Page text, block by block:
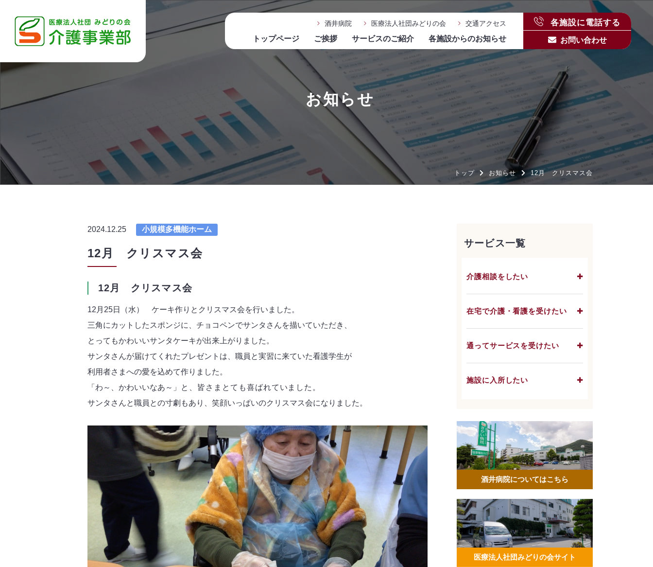
酒井病院 医療法人社団みどりの会 交通アクセス
トップページ ご挨拶 サービスのご紹介 各施設からのお知らせ
各施設に電話する
お問い合わせ
お知らせ
トップ お知らせ 12月 クリスマス会
2024.12.25 小規模多機能ホーム
12月 クリスマス会
12月 クリスマス会
12月25日（水） ケーキ作りとクリスマス会を行いました。
三角にカットしたスポンジに、チョコペンでサンタさんを描いていただき、
とってもかわいいサンタケーキが出来上がりました。
サンタさんが届けてくれたプレゼントは、職員と実習に来ていた看護学生が
利用者さまへの愛を込めて作りました。
「わ～、かわいいなあ～」
と、皆さまとても喜ばれていました。
サンタさんと職員との寸劇もあり、笑顔いっぱいのクリスマス会になりました。
サービス一覧
介護相談をしたい
在宅で介護・看護を受けたい
通ってサービスを受けたい
施設に入所したい
酒井病院についてはこちら
医療法人社団みどりの会サイト